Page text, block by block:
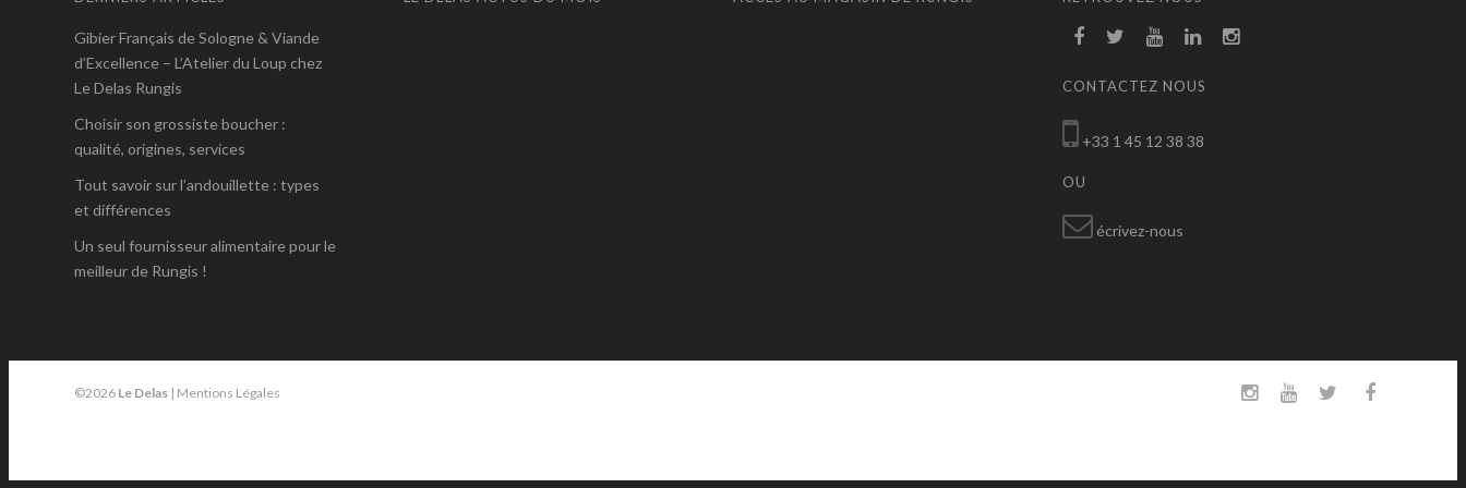
Gibier Français de Sologne & Viande
d’Excellence – L’Atelier du Loup chez
Le Delas Rungis
Choisir son grossiste boucher :
qualité, origines, services
Tout savoir sur l’andouillette : types
et différences
Un seul fournisseur alimentaire pour le
meilleur de Rungis !
CONTACTEZ NOUS
+33 1 45 12 38 38
OU
écrivez-nous
©2026 Le Delas | Mentions Légales